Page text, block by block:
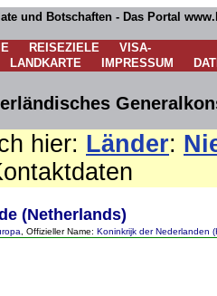
und Botschaften - Das Portal
REISEZIELE
VISA-
LANDKARTE IMPRESSUM
hier: Länder:
(Netherlands)
, Offizieller Name: Koninkrijk der Nederlanden